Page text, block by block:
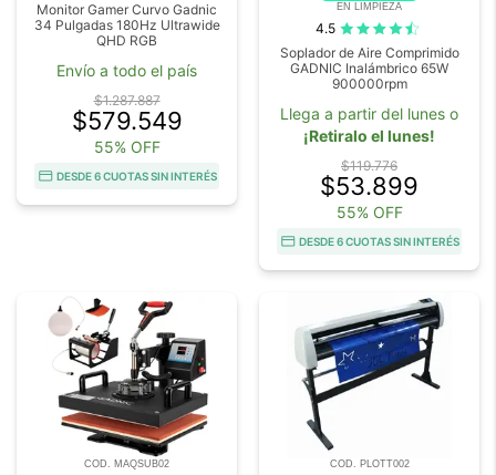
Monitor Gamer Curvo Gadnic
34 Pulgadas 180Hz Ultrawide
QHD RGB
Envío a todo el país
$1.287.887
$579.549
55% OFF
DESDE 6 CUOTAS SIN INTERÉS
EN LIMPIEZA
4.5
Soplador de Aire Comprimido
GADNIC Inalámbrico 65W
900000rpm
Llega a partir del lunes o
¡Retiralo el lunes!
$119.776
$53.899
55% OFF
DESDE 6 CUOTAS SIN INTERÉS
COD. MAQSUB02 COD. PLOTT002